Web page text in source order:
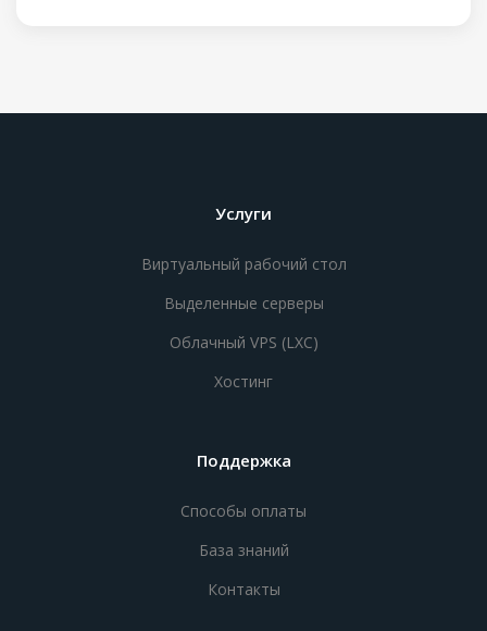
Услуги
Виртуальный рабочий стол
Выделенные серверы
Облачный VPS (LXC)
Хостинг
Поддержка
Способы оплаты
База знаний
Контакты